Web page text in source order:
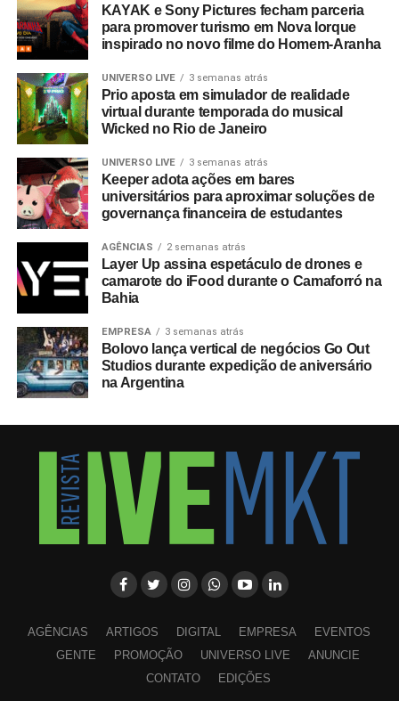
KAYAK e Sony Pictures fecham parceria
para promover turismo em Nova Iorque
inspirado no novo filme do Homem-Aranha
UNIVERSO LIVE 3 semanas atrás
Prio aposta em simulador de realidade
virtual durante temporada do musical
Wicked no Rio de Janeiro
UNIVERSO LIVE 3 semanas atrás
Keeper adota ações em bares
universitários para aproximar soluções de
governança financeira de estudantes
AGÊNCIAS 2 semanas atrás
Layer Up assina espetáculo de drones e
camarote do iFood durante o Camaforró na
Bahia
EMPRESA 3 semanas atrás
Bolovo lança vertical de negócios Go Out
Studios durante expedição de aniversário
na Argentina
AGÊNCIAS ARTIGOS DIGITAL EMPRESA
EVENTOS
GENTE
PROMOÇÃO UNIVERSO LIVE
ANUNCIE
CONTATO
EDIÇÕES